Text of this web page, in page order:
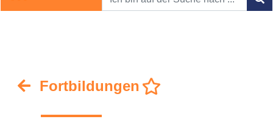
Fortbildungen